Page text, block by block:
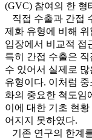
(GVC) 참여의 한 형
직접 수출과 간접
제화 유형에 비해
입장에서 비교적 접
특히 간접 수출은
수 있어서 실제로
유형이다. 이처럼
화의 중요한 척도임
이에 대한 기초 현
어지지 못하였다.
기존 연구의 한계